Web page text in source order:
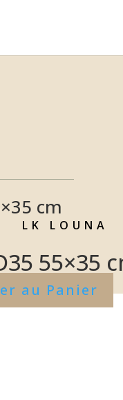
LK LOUNA
55×35
cm
au Panier